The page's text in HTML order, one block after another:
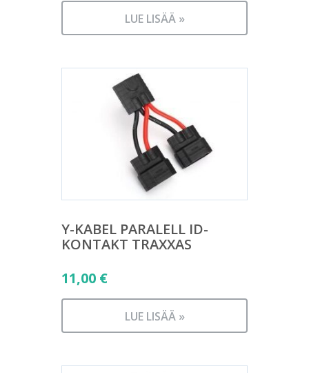
LUE LISÄÄ »
Y-KABEL PARALELL ID-
KONTAKT TRAXXAS
11,00 €
LUE LISÄÄ »